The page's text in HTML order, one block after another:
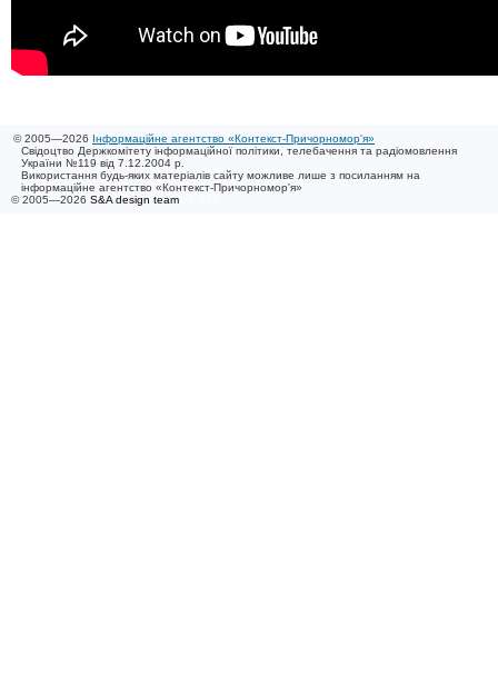
© 2005—2026 Інформаційне агентство «Контекст-Причорномор'я»
Свідоцтво Держкомітету інформаційної політики, телебачення та радіомовлення
України №119 від 7.12.2004 р.
Використання будь-яких матеріалів сайту можливе лише з посиланням на
інформаційне агентство «Контекст-Причорномор'я»
© 2005—2026 S&A design team